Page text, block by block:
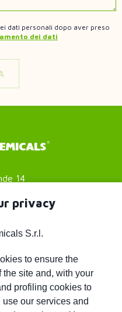
dati personali dopo aver preso
dei dati
14
Rangone
privacy
S.r.l.
to ensure the
the site and, with your
profiling cookies to
our services and